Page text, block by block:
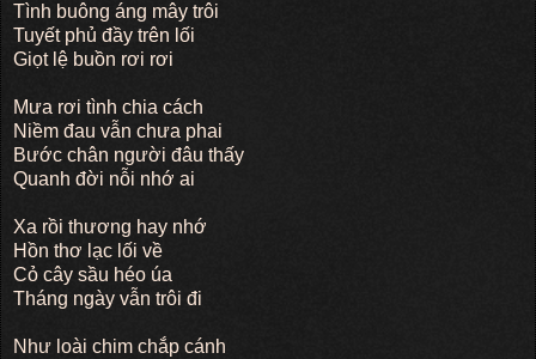
Tình buông áng mây trôi
Tuyết phủ đầy trên lối
Giọt lệ buồn rơi rơi
Mưa rơi tình chia cách
Niềm đau vẫn chưa phai
Bước chân người đâu thấy
Quanh đời nỗi nhớ ai
Xa rồi thương hay nhớ
Hồn thơ lạc lối về
Cỏ cây sầu héo úa
Tháng ngày vẫn trôi đi
Như loài chim chắp cánh